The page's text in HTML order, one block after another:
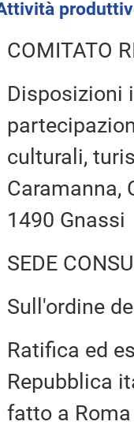
COMITATO
Disposizioni
culturali,
Caramanna,
1490 Gnassi
SEDE
Sull'ordine
Ratifica ed
Repubblica
fatto a